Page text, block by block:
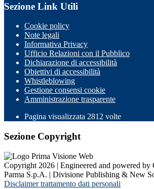
Sezione Link Utili
Cookie policy
Note legali
Informativa Privacy
Ufficio Relazioni con il Pubblico
Dichiarazione di accessibilità
Obiettivi di accessibilità
Whistleblowing
Gestione consensi cookie
Amministrazione trasparente
Pagina visualizzata 2812 volte
Sezione Copyright
Copyright 2026 | Engineered and powered by
Parma S.p.A. | Divisione Publishing & New
Disclaimer trattamento dati personali